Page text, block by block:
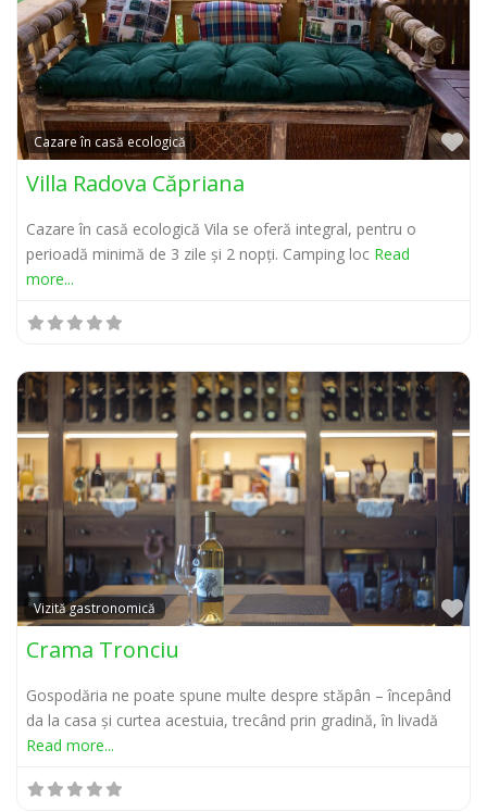
Cazare în casă ecologică
Villa Radova Căpriana
Cazare în casă ecologică Vila se oferă integral, pentru o
perioadă minimă de 3 zile și 2 nopți. Camping loc Read
more...
Vizită gastronomică
Crama Tronciu
Gospodăria ne poate spune multe despre stăpân – începând
da la casa și curtea acestuia, trecând prin gradină, în livadă
Read more...